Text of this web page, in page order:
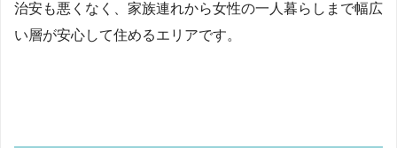
治安も悪くなく、家族連れから女性の一人暮らしまで幅広
い層が安心して住めるエリアです。